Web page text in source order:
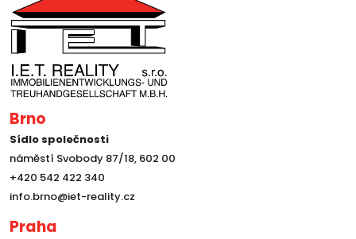
Brno
Sídlo společnosti
náměstí Svobody 87/18, 602 00
+420 542 422 340
info.brno@iet-reality.cz
Praha